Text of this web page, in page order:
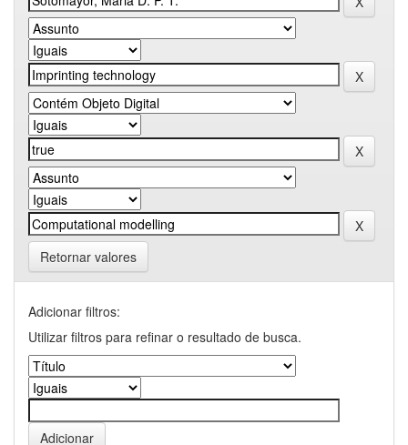
Retornar valores
Adicionar filtros:
Utilizar filtros para refinar o resultado de busca.